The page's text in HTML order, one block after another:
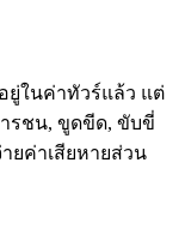
ยู่ในค่าทัวร์แล้ว แต่
รชน, ขูดขีด, ขับขี่
ยค่าเสียหายส่วน